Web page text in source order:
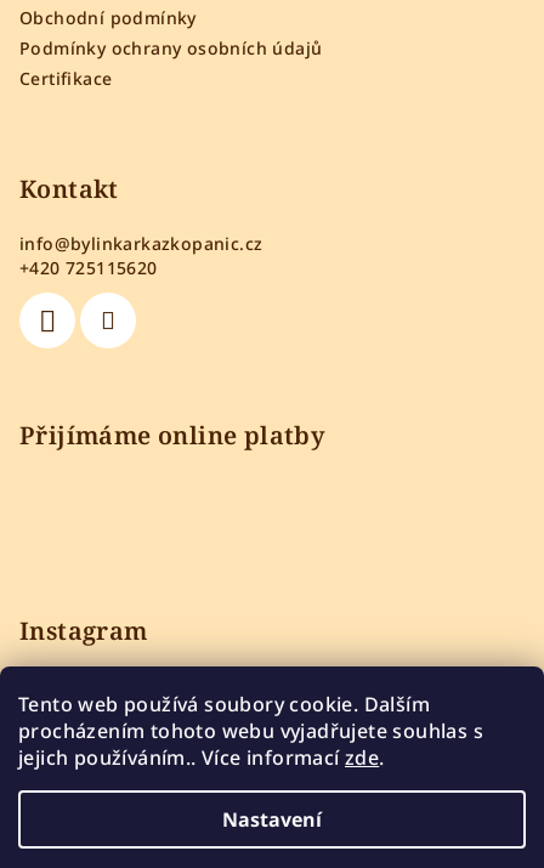
Tento web používá soubory cookie. Dalším
procházením tohoto webu vyjadřujete souhlas s
jejich používáním.. Více informacízde.
Nastavení
Obchodní podmínky
Podmínky ochrany osobních údajů
Certifikace
Kontakt
info@bylinkarkazkopanic.cz
+420 725115620
Přijímáme online platby
Instagram
Sledovat na Instagramu
Copyright 2026Bylinkářka z Kopanic e-shop. Všechna